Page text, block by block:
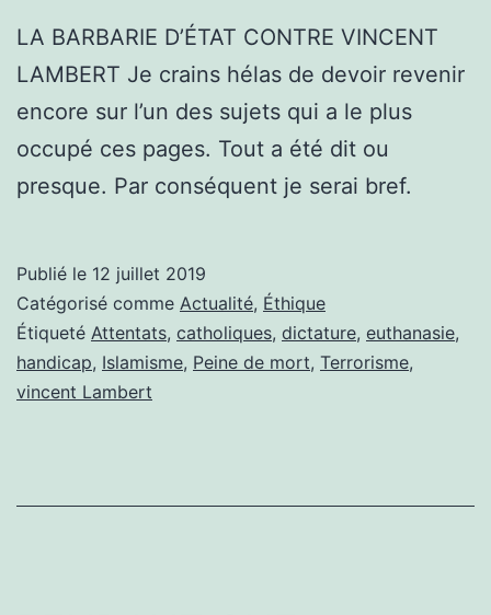
LA BARBARIE D’ÉTAT CONTRE VINCENT
LAMBERT Je crains hélas de devoir revenir
encore sur l’un des sujets qui a le plus
occupé ces pages. Tout a été dit ou
presque. Par conséquent je serai bref.
Publié le 12 juillet 2019
Catégorisé comme Actualité, Éthique
Étiqueté Attentats, catholiques, dictature, euthanasie,
handicap, Islamisme, Peine de mort, Terrorisme,
vincent Lambert